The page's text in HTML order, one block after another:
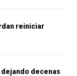
reiniciar
decenas